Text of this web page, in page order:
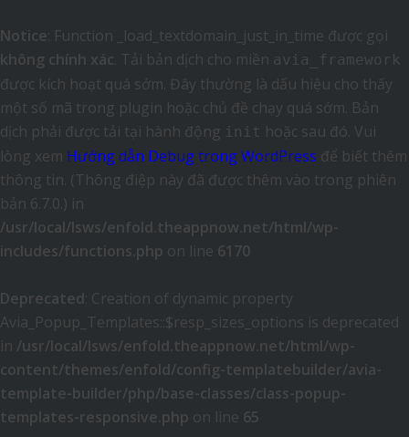
Notice: Function _load_textdomain_just_in_time được gọi
không chính xác. Tải bản dịch cho miền avia_framework
được kích hoạt quá sớm. Đây thường là dấu hiệu cho thấy
một số mã trong plugin hoặc chủ đề chạy quá sớm. Bản
dịch phải được tải tại hành động init hoặc sau đó. Vui
lòng xem Hướng dẫn Debug trong WordPress để biết thêm
thông tin. (Thông điệp này đã được thêm vào trong phiên
bản 6.7.0.) in
/usr/local/lsws/enfold.theappnow.net/html/wp-
includes/functions.php on line 6170
Deprecated: Creation of dynamic property
Avia_Popup_Templates::$resp_sizes_options is deprecated
in /usr/local/lsws/enfold.theappnow.net/html/wp-
content/themes/enfold/config-templatebuilder/avia-
template-builder/php/base-classes/class-popup-
templates-responsive.php on line 65